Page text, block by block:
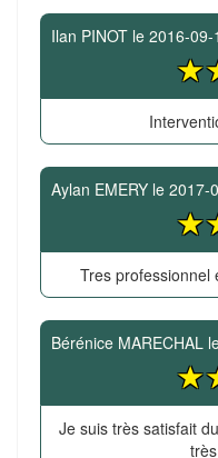
Ilan PINOT le 2016-09-
Aylan EMERY le 2017-
Tres professionnel
Bérénice MARECHAL
Je suis très satisfait